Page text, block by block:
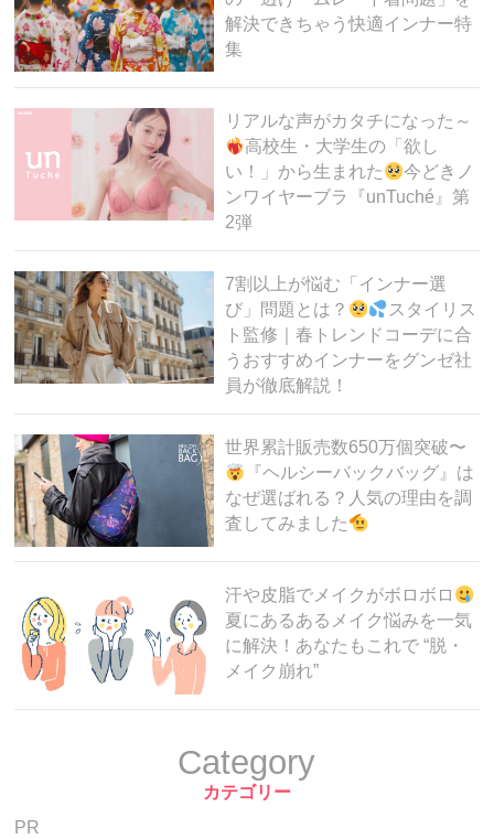
解決できちゃう快適インナー特
集
リアルな声がカタチになった～
高校生・大学生の「欲し
い！」から生まれた
今どきノ
ンワイヤーブラ『unTuché』第
2弾
7割以上が悩む「インナー選
び」問題とは？
スタイリス
ト監修｜春トレンドコーデに合
うおすすめインナーをグンゼ社
員が徹底解説！
世界累計販売数650万個突破〜
『ヘルシーバックバッグ』は
なぜ選ばれる？人気の理由を調
査してみました
汗や皮脂でメイクがボロボロ
夏にあるあるメイク悩みを一気
に解決！あなたもこれで “脱・
メイク崩れ”
Category
カテゴリー
PR